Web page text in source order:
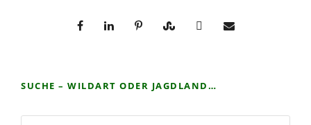
SUCHE – WILDART ODER JAGDLAND…